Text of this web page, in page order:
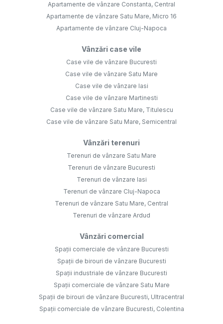
Apartamente de vânzare Constanta, Central
Apartamente de vânzare Satu Mare, Micro 16
Apartamente de vânzare Cluj-Napoca
Vânzări case vile
Case vile de vânzare Bucuresti
Case vile de vânzare Satu Mare
Case vile de vânzare Iasi
Case vile de vânzare Martinesti
Case vile de vânzare Satu Mare, Titulescu
Case vile de vânzare Satu Mare, Semicentral
Vânzări terenuri
Terenuri de vânzare Satu Mare
Terenuri de vânzare Bucuresti
Terenuri de vânzare Iasi
Terenuri de vânzare Cluj-Napoca
Terenuri de vânzare Satu Mare, Central
Terenuri de vânzare Ardud
Vânzări comercial
Spații comerciale de vânzare Bucuresti
Spații de birouri de vânzare Bucuresti
Spații industriale de vânzare Bucuresti
Spații comerciale de vânzare Satu Mare
Spații de birouri de vânzare Bucuresti, Ultracentral
Spații comerciale de vânzare Bucuresti, Colentina